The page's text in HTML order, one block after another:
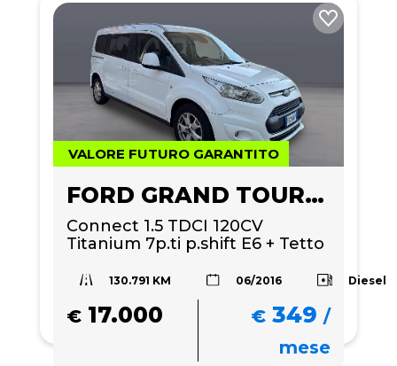
VALORE FUTURO GARANTITO
FORD GRAND TOURNEO
Connect 1.5 TDCI 120CV
Titanium 7p.ti p.shift E6 + Tetto
130.791 KM 06/2016 Diesel
€ 17.000 € 349 /
mese